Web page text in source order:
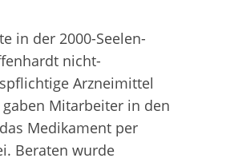
in der 2000-Seelen-
nicht-
Arzneimittel
Mitarbeiter in den
Medikament per
Beraten wurde